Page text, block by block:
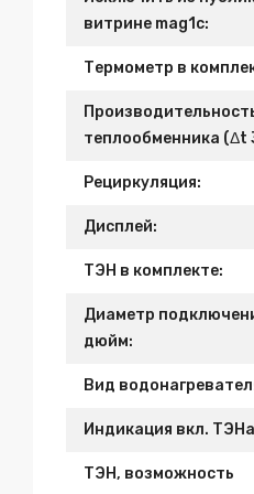
витрине mag1c:
Термометр в
теплообменника
Рециркуляция:
Дисплей:
ТЭН в комплекте:
Диаметр
дюйм:
Вид
Индикация вкл.
ТЭН, возможность